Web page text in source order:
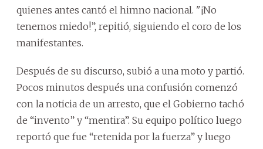
quienes antes cantó el himno nacional. "¡No
tenemos miedo!”, repitió, siguiendo el coro de los
manifestantes.
Después de su discurso, subió a una moto y partió.
Pocos minutos después una confusión comenzó
con la noticia de un arresto, que el Gobierno tachó
de “invento” y “mentira”. Su equipo político luego
reportó que fue “retenida por la fuerza” y luego